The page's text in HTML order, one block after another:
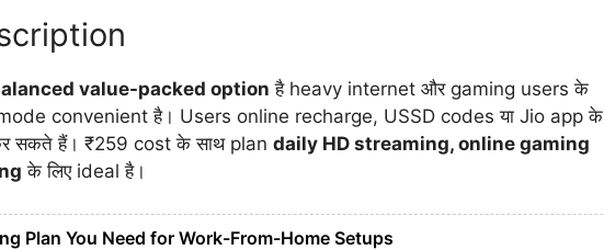
value-packed option है heavy internet और gaming users के
convenient है। Users online recharge, USSD codes या Jio app के
सकते हैं। ₹259 cost के साथ plan daily HD streaming, online gaming
के लिए ideal है।
Plan You Need for Work-From-Home Setups